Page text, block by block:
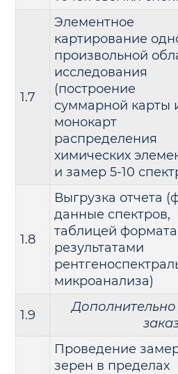
1.7
Элементное
картирование
произвольной
исследования
(построение
суммарной карты
монокарт
распределения
химических
и замер 5-10
1.8
Выгрузка отчета
данные спектров,
таблицей формата
результатами
микроанализа)
1.9
Проведение
зерен в пределах